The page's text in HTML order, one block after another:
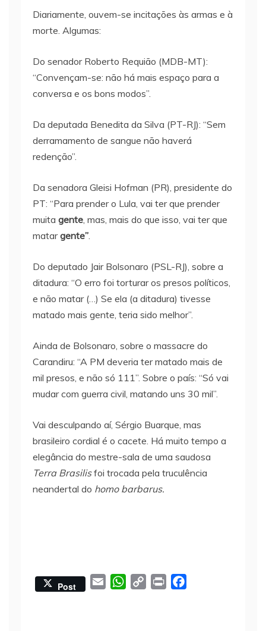
Diariamente, ouvem-se incitações às armas e à
morte. Algumas:
Do senador Roberto Requião (MDB-MT):
“Convençam-se: não há mais espaço para a
conversa e os bons modos”.
Da deputada Benedita da Silva (PT-RJ): “Sem
derramamento de sangue não haverá
redenção”.
Da senadora Gleisi Hofman (PR), presidente do
PT: “Para prender o Lula, vai ter que prender
muita gente, mas, mais do que isso, vai ter que
matargente”.
Do deputado Jair Bolsonaro (PSL-RJ), sobre a
ditadura: “O erro foi torturar os presos políticos,
e não matar (…) Se ela (a ditadura) tivesse
matado mais gente, teria sido melhor”.
Ainda de Bolsonaro, sobre o massacre do
Carandiru: “A PM deveria ter matado mais de
mil presos, e não só 111”. Sobre o país: “Só vai
mudar com guerra civil, matando uns 30 mil”.
Vai desculpando aí, Sérgio Buarque, mas
brasileiro cordial é o cacete. Há muito tempo a
elegância do mestre-sala de uma saudosa
Terra Brasilisfoi trocada pela truculência
neandertal do homo barbarus.
Post
W